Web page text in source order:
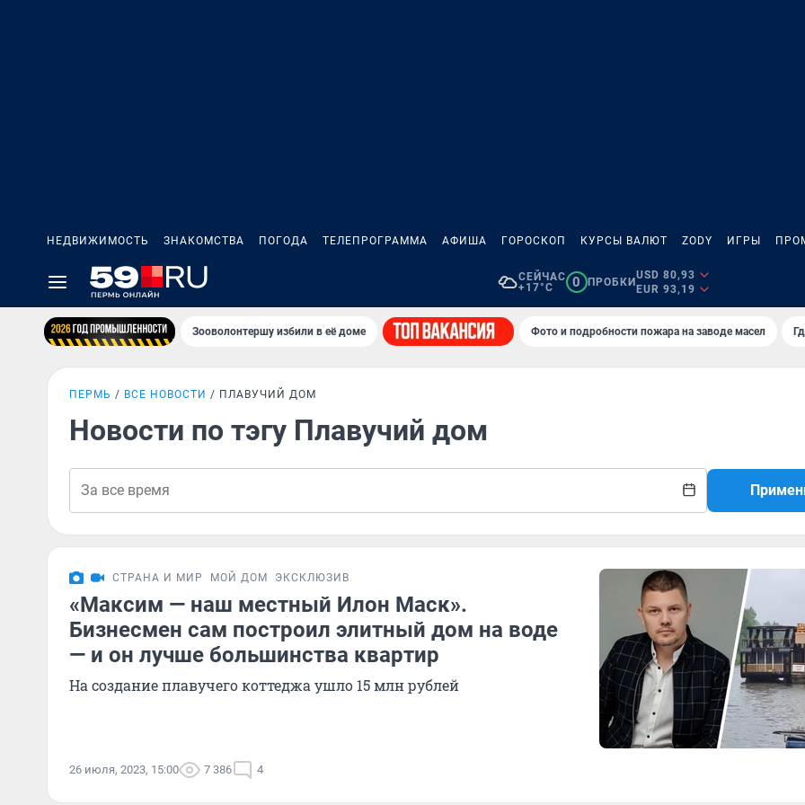
НЕДВИЖИМОСТЬ ЗНАКОМСТВА ПОГОДА ТЕЛЕПРОГРАММА АФИША ГОРОСКОП КУРСЫ ВАЛЮТ ZODY ИГРЫ
СЕЙЧАС
+17°C
0 ПРОБКИ
USD 80,93
EUR 93,19
Зооволонтершу избили в её доме Фото и подробности пожара на заводе масел
ПЕРМЬ ВСЕ НОВОСТИ ПЛАВУЧИЙ ДОМ
Новости по тэгу Плавучий дом
СТРАНА И МИР МОЙ ДОМ ЭКСКЛЮЗИВ
«Максим — наш местный Илон Маск».
Бизнесмен сам построил элитный дом на воде
— и он лучше большинства квартир
На создание плавучего коттеджа ушло 15 млн рублей
26 июля, 2023, 15:00 7 386 4